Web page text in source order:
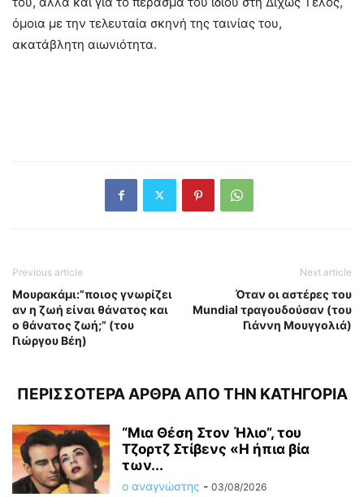
όμοια με την τελευταία σκηνή της ταινίας του,
ακατάβλητη αιωνιότητα.
Previous article
Μουρακάμι:”ποιος γνωρίζει
αν η ζωή είναι θάνατος και
ο θάνατος ζωή;” (του
Γιώργου Βέη)
Next article
Όταν οι αστέρες του
Mundial τραγουδούσαν (του
Γιάννη Μουγγολιά)
ΠΕΡΙΣΣΟΤΕΡΑ ΑΡΘΡΑ ΑΠΟ ΤΗΝ ΚΑΤΗΓΟΡΙΑ
“Μια Θέση Στον Ήλιο”, του
Τζορτζ Στίβενς «Η ήπια βία
των...
ο αναγνώστης - 03/08/2026